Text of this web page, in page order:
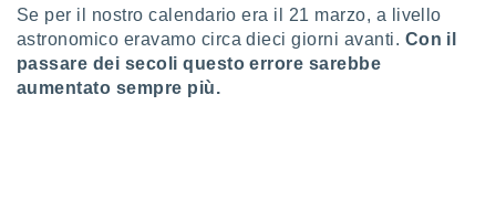
Se per il nostro calendario era il 21 marzo, a livello
astronomico eravamo circa dieci giorni avanti. Con il
passare dei secoli questo errore sarebbe
aumentato sempre più.